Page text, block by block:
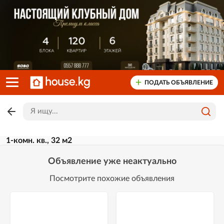
ПОДАТЬ ОБЪЯВЛЕНИЕ
1-комн. кв., 32 м2
Объявление уже неактуально
Посмотрите похожие объявления